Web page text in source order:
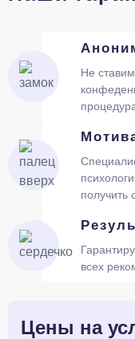
Не
получить
всех
Цены на